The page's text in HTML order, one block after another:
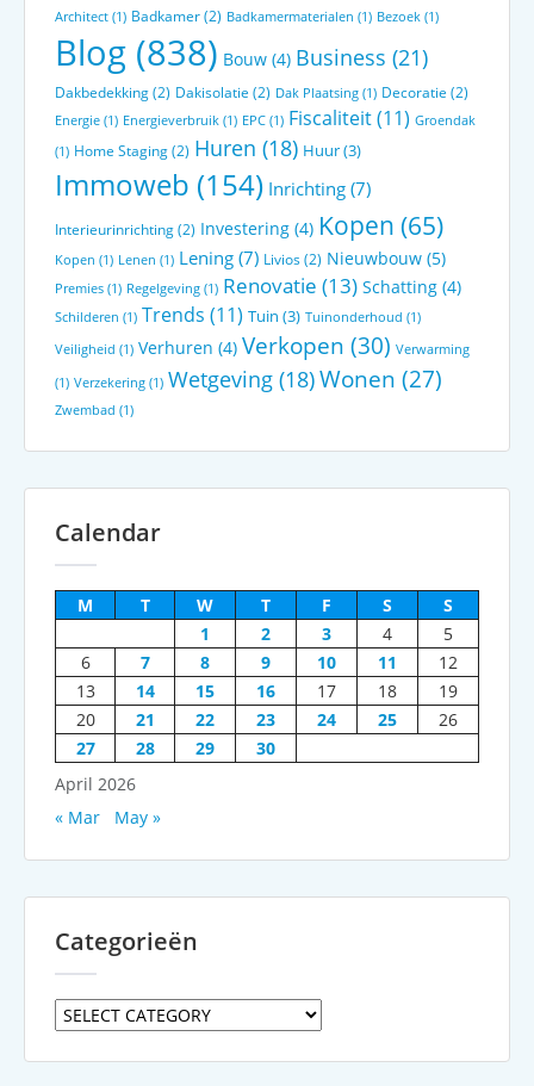
Architect (1) Badkamer(2) Badkamermaterialen (1) Bezoek (1)
Blog (838) Bouw (4) Business (21)
Dakbedekking(2) Dakisolatie (2) Dak Plaatsing (1) Decoratie (2)
Energie (1) Energieverbruik (1) EPC (1) Fiscaliteit(11) Groendak
(1) Home Staging(2) Huren (18) Huur(3)
Immoweb (154) Inrichting (7)
Interieurinrichting(2) Investering (4) Kopen (65)
Kopen (1) Lenen (1) Lening (7) Livios(2) Nieuwbouw (5)
Premies (1) Regelgeving (1) Renovatie (13) Schatting (4)
Schilderen (1) Trends (11) Tuin (3) Tuinonderhoud (1)
Veiligheid (1) Verhuren (4) Verkopen (30) Verwarming
(1) Verzekering (1) Wetgeving (18)Wonen (27)
Zwembad (1)
Calendar
April 2026
M T W T F S
S
1
2 3 4
5
6
7 8 9 10 11
12
13
14 15 16 17 18
19
20
21 22 23 24 25
26
27
28 29 30
« Mar May »
Categorieën
Categorieën